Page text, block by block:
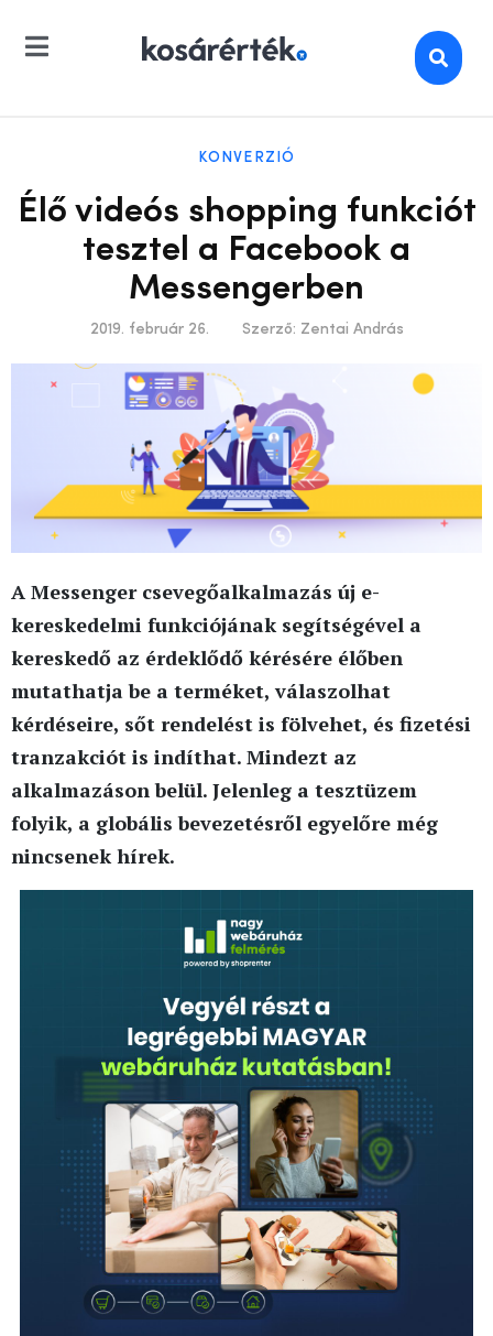
KONVERZIÓ
Élő videós shopping funkciót
tesztel a Facebook a
Messengerben
2019. február 26. Szerző: Zentai András
A Messenger csevegőalkalmazás új e-
kereskedelmi funkciójának segítségével a
kereskedő az érdeklődő kérésére élőben
mutathatja be a terméket, válaszolhat
kérdéseire, sőt rendelést is fölvehet, és fizetési
tranzakciót is indíthat. Mindezt az
alkalmazáson belül. Jelenleg a tesztüzem
folyik, a globális bevezetésről egyelőre még
nincsenek hírek.